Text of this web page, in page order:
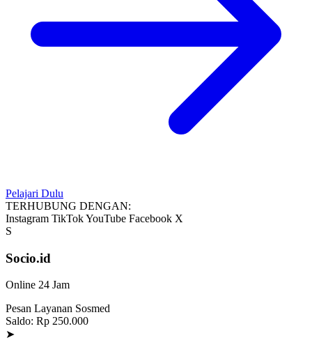
Pelajari Dulu
TERHUBUNG DENGAN:
Instagram TikTokYouTube Facebook X
S
Socio.id
Online 24 Jam
Pesan Layanan Sosmed
Saldo: Rp 250.000
➤